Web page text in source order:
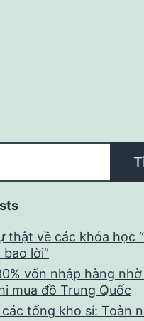
thật về các khóa học
lời”
vốn nhập hàng
mua đồ Trung Quốc
các tổng kho sỉ: Toàn